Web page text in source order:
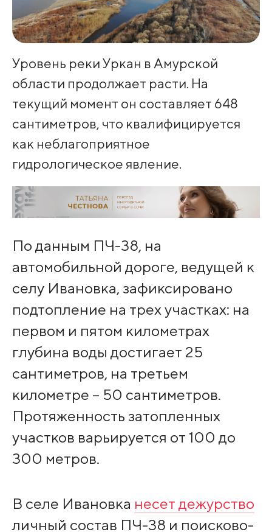
Уровень реки Уркан в Амурской
области продолжает расти. На
текущий момент он составляет 648
сантиметров, что квалифицируется
как неблагоприятное
гидрологическое явление.
По данным ПЧ-38, на
автомобильной дороге, ведущей к
селу Ивановка, зафиксировано
подтопление на трех участках: на
первом и пятом километрах
глубина воды достигает 25
сантиметров, на третьем
километре – 50 сантиметров.
Протяженность затопленных
участков варьируется от 100 до
300 метров.
В селе Ивановка несет дежурство
личный состав ПЧ-38 и поисково-